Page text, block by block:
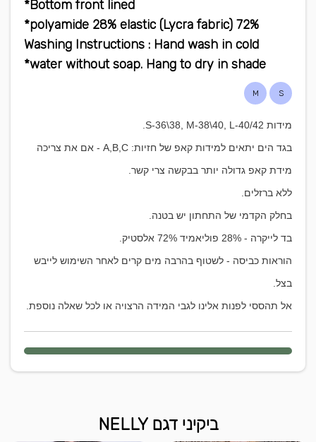
Washing Instructions : Hand wash in cold
water without soap. Hang to dry in shade*
S
M
מידות S-36\38, M-38\40, L-40/42.
בגד הים יתאים למידות קאפ של חזיות: A,B,C -
אם את צריכה
מידת קאפ גדולה יותר בבקשה צרי קשר.
ללא ברזלים.
בחלק הקדמי של התחתון יש בטנה.
בד לייקרה - 28% פוליאמיד 72% אלסטיק.
הוראות כביסה - לשטוף בהרבה מים קרים לאחר השימוש לייבש
בצל.
אל תהססי לפנות אלינו לגבי המידה הרצויה או לכל שאלה נוספת.
ביקיני דגם NELLY